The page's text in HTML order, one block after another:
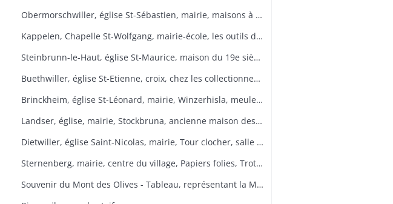
Obermorschwiller, église St-Sébastien, mairie, maisons à colombages
Kappelen, Chapelle St-Wolfgang, mairie-école, les outils d'antan, chez le collectionneur de tracteurs
Steinbrunn-le-Haut, église St-Maurice, maison du 19e siècle, vue générale
Buethwiller, église St-Etienne, croix, chez les collectionneurs
Brinckheim, église St-Léonard, mairie, Winzerhisla, meule 1597, moulin
Landser, église, mairie, Stockbruna, ancienne maison des sœurs, Monastère St-Alphonse
Dietwiller, église Saint-Nicolas, mairie, Tour clocher, salle des fêtes
Sternenberg, mairie, centre du village, Papiers folies, Trotta Hisla
Souvenir du Mont des Olives - Tableau, représentant la Mort, à l'entrée du dortoir peint par Père M. Joseph (Baron de Géramb, général autrichien, mort en 1848 comme procurateur des Trappistes).